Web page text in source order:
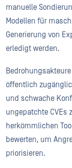
manuelle
Modellen für
Generierung von
erledigt werden.
öffentlich
und schwache
ungepatchte CVEs
herkömmlichen
bewerten, um
priorisieren.